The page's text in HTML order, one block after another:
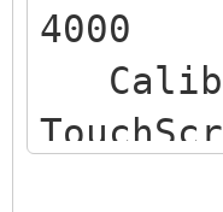
4000